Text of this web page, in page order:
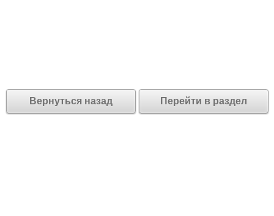
Вернуться назад Перейти в раздел